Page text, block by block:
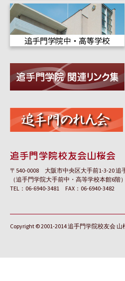
〒540-0008 大阪市中央区大手前1-3-20 追
（追手門学院大手前中・高等学校本館6階）
TEL：06-6940-3481 FAX：06-6940-3482
Copyright © 2001-2014 追手門学院校友会 山